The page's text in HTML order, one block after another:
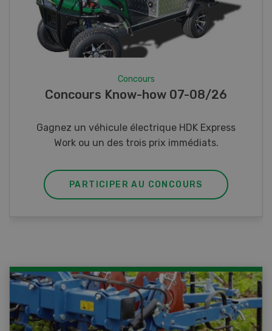
Photo mystère 07-08/26
Gagnez l’un des cinq couteaux de poche LANDI
PARTICIPER AU CONCOURS